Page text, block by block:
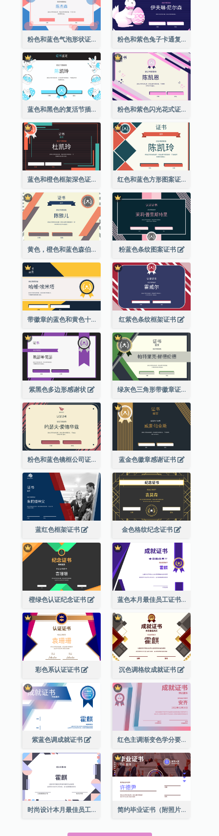
粉色和蓝色气泡形状证书 粉色和紫色兔子卡通复活节证书
蓝色和黑色的复活节插图证书 粉色和紫色闪光花式证书
蓝色和橙色框架深色证书 红色和蓝色方形图案证书
黄色，橙色和蓝色森伯斯特证书 粉蓝色条纹图案证书
带徽章的蓝色和黄色十年证书 红紫色条纹框架证书
紫黑色多边形感谢状 绿灰色三角形带徽章证书
粉色和蓝色镜框公司证书 蓝金色徽章感谢证书
蓝红色框架证书 金色格纹纪念证书
橙绿色认证纪念证书 蓝色本月最佳员工证书(附标志)
彩色系认证证书 沉色调格纹成就证书
紫蓝色调成就证书 红色主调渐变色学分要求成就证书
时尚设计本月最佳员工证书 简约毕业证书（附照片）